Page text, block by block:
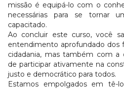
missão é equipá-lo com o
necessárias para se tornar
capacitado.
Ao concluir este curso, você
entendimento aprofundado dos
cidadania, mas também com a
de participar ativamente na
justo e democrático para todos.
Estamos empolgados em tê-